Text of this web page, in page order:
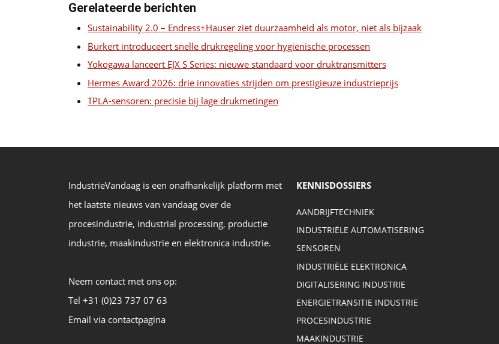
Gerelateerde berichten
Sustainability 2.0 – Endress+Hauser ziet duurzaamheid als motor, niet als bijzaak
Bürkert introduceert snelle drukregeling voor hygiënische processen
Yokogawa lanceert EJX S Series: nieuwe standaard voor druktransmitters
Hermes Award 2026: drie innovaties strijden om prestigieuze industrieprijs
TPLA-sensoren: precisie bij lage drukmetingen
IndustrieVandaag is een onafhankelijk platform met
het laatste nieuws van vandaag over de
procesindustrie, industrial processing, productie
industrie, maakindustrie en elektronica industrie.
Neem contact met ons op:
Tel +31 (0)23 737 07 63
Email via contactpagina
KENNISDOSSIERS
AANDRIJFTECHNIEK
INDUSTRIËLE AUTOMATISERING
SENSOREN
INDUSTRIËLE ELEKTRONICA
DIGITALISERING INDUSTRIE
ENERGIETRANSITIE INDUSTRIE
PROCESINDUSTRIE
MAAKINDUSTRIE